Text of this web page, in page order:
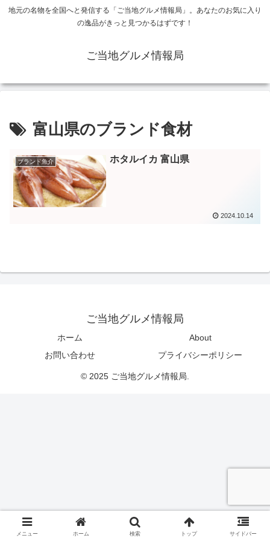
地元の名物を全国へと発信する「ご当地グルメ情報局」。あなたのお気に入り
の逸品がきっと見つかるはずです！
ご当地グルメ情報局
富山県のブランド食材
ブランド魚介 ホタルイカ 富山県
2024.10.14
ご当地グルメ情報局
ホーム
About
お問い合わせ
プライバシーポリシー
© 2025 ご当地グルメ情報局.
メニュー ホーム 検索 トップ サイドバー